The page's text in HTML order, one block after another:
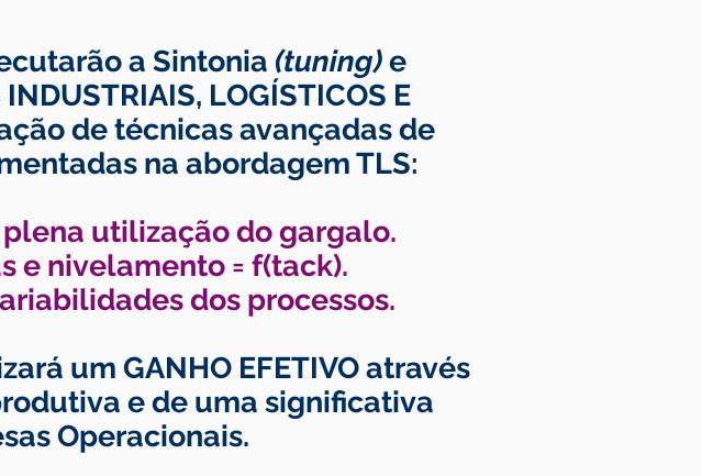
a Sintonia (tuning)e
LOGÍSTICOS E
de técnicas avançadas de
na abordagem TLS:
plena utilização do gargalo.
e nivelamento = f(tack).
dos processos.
um GANHO EFETIVO através
e de uma significativa
Operacionais.